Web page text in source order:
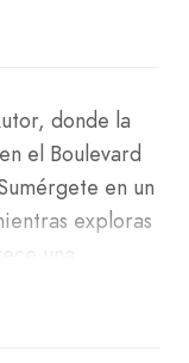
donde la
el Boulevard
en un
exploras
una